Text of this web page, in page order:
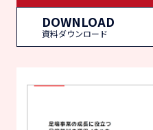
DOWNLOAD
資料ダウンロード